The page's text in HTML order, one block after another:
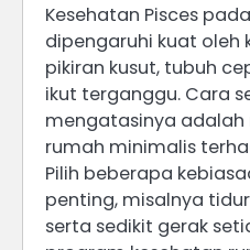
Kesehatan Pisces
dipengaruhi kuat oleh
pikiran kusut, tubuh
ikut terganggu. Cara
mengatasinya adalah
rumah minimalis
Pilih beberapa
penting, misalnya
serta sedikit gerak